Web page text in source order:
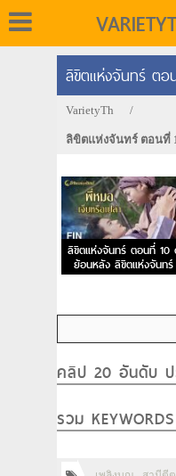
ลิขิตแห่งจันทร์ ตอ
VarietyTh /
ลิขิตแห่งจันทร์ ตอนที่
ลิขิตแห่งจันทร์ ตอนที่ 10
ย้อนหลัง ลิขิตแห่งจันทร์
EP.10
คลิป 20 อันดับ ป
รวม